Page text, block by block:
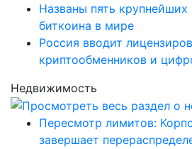
Названы пять крупнейших
биткоина в мире
Россия вводит
криптообменников и
Недвижимость
Пересмотр лимитов:
завершает